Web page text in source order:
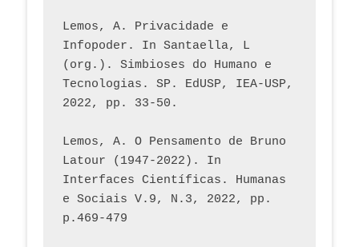
Lemos, A. Privacidade e
Infopoder. In Santaella, L
(org.). Simbioses do Humano e
Tecnologias. SP. EdUSP, IEA-USP,
2022, pp. 33-50.
Lemos, A. O Pensamento de Bruno
Latour (1947-2022). In
Interfaces Científicas. Humanas
e Sociais V.9, N.3, 2022, pp.
p.469-479